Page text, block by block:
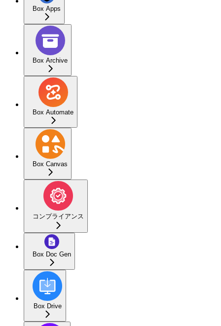
Box Apps
Box Archive
Box Automate
Box Canvas
コンプライアンス
Box Doc Gen
Box Drive